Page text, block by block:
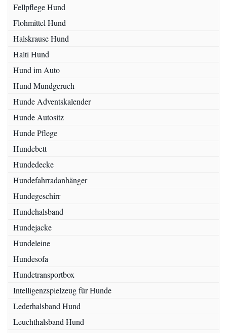
Fellpflege Hund
Flohmittel Hund
Halskrause Hund
Halti Hund
Hund im Auto
Hund Mundgeruch
Hunde Adventskalender
Hunde Autositz
Hunde Pflege
Hundebett
Hundedecke
Hundefahrradanhänger
Hundegeschirr
Hundehalsband
Hundejacke
Hundeleine
Hundesofa
Hundetransportbox
Intelligenzspielzeug für Hunde
Lederhalsband Hund
Leuchthalsband Hund